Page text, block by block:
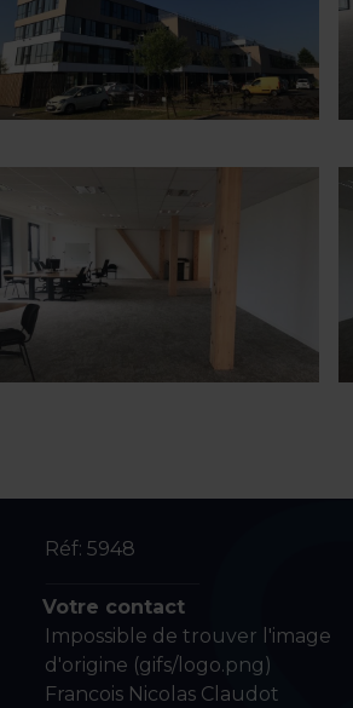
Réf: 5948
Votre contact
Impossible de trouver l'image
d'origine (gifs/logo.png)
Francois Nicolas Claudot